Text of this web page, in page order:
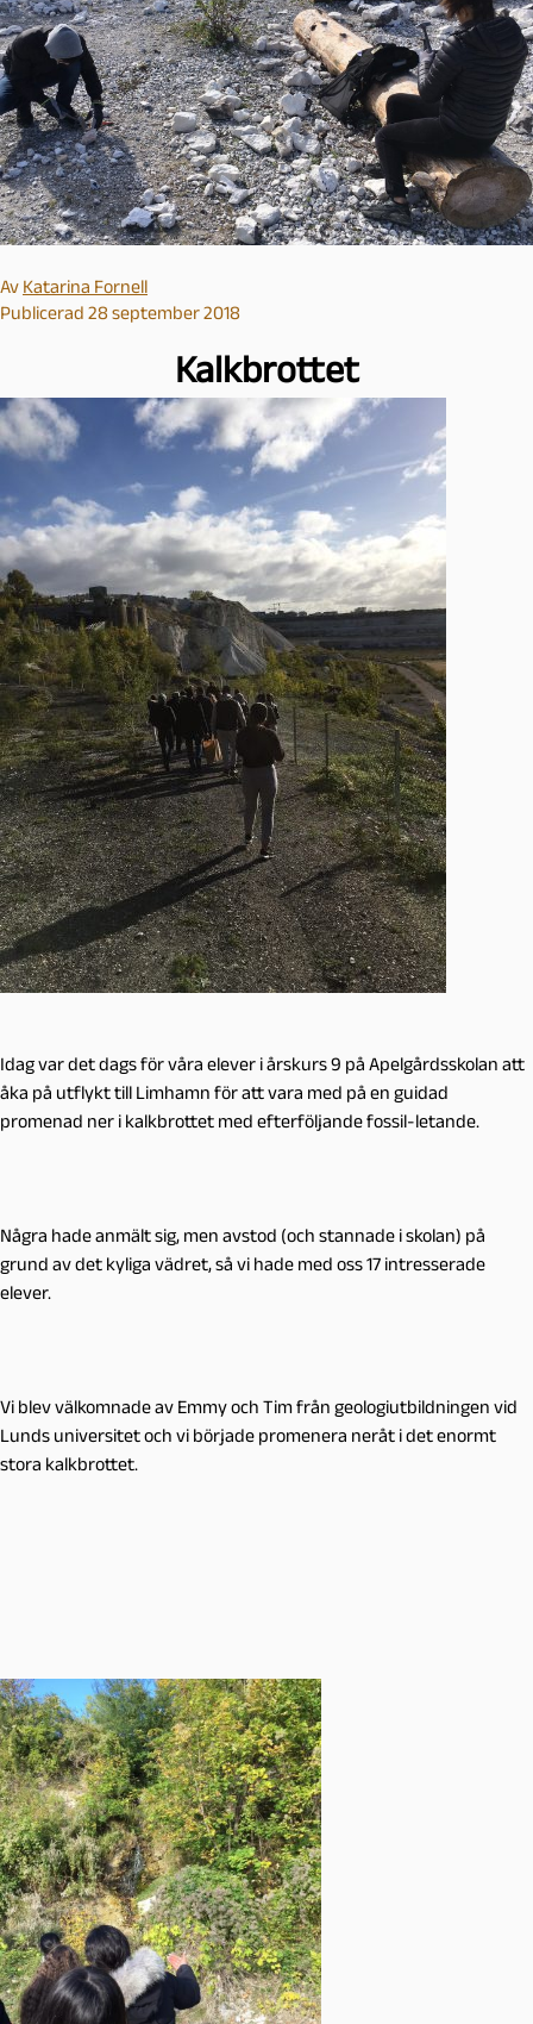
Av Katarina Fornell
Publicerad 28 september 2018
Kalkbrottet
Idag var det dags för våra elever i årskurs 9 på Apelgårdsskolan att
åka på utflykt till Limhamn för att vara med på en guidad
promenad ner i kalkbrottet med efterföljande fossil-letande.
Några hade anmält sig, men avstod (och stannade i skolan) på
grund av det kyliga vädret, så vi hade med oss 17 intresserade
elever.
Vi blev välkomnade av Emmy och Tim från geologiutbildningen vid
Lunds universitet och vi började promenera neråt i det enormt
stora kalkbrottet.